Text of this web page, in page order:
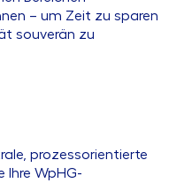
– um Zeit zu sparen
souverän zu
prozessorientierte
Ihre WpHG-